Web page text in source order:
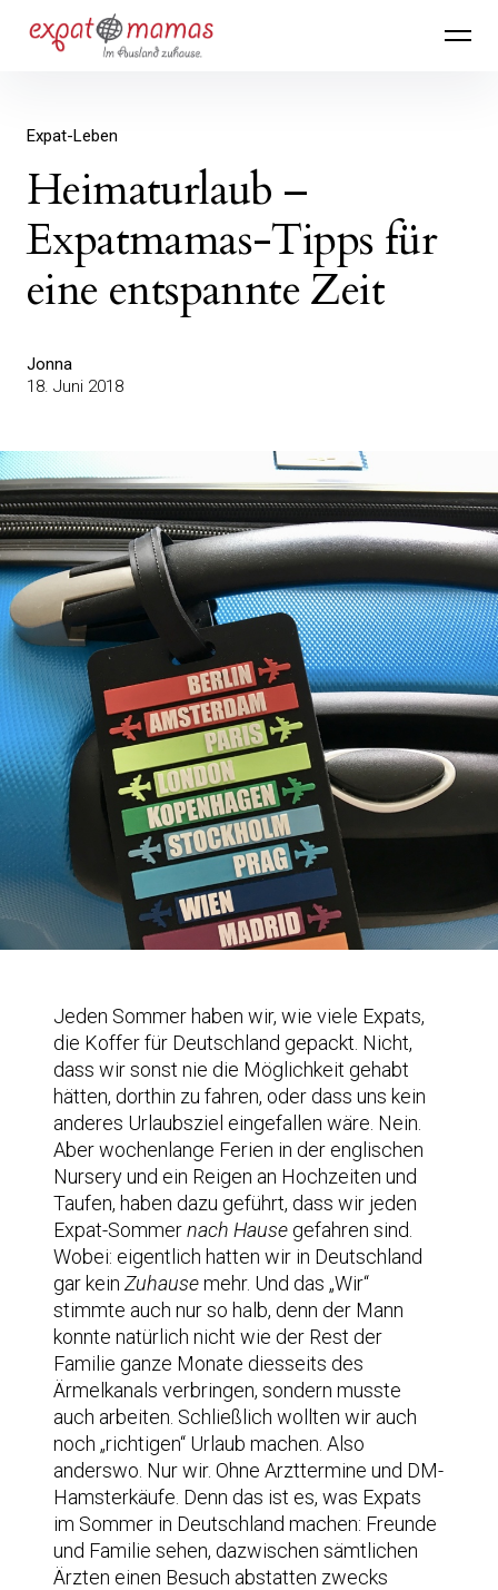
überspringen
Expatmamas – im Ausland zuhause
Expat-Leben
Heimaturlaub –
Expatmamas-Tipps für
eine entspannte Zeit
Jonna
18. Juni 2018
Jeden Sommer haben wir, wie viele Expats,
die Koffer für Deutschland gepackt. Nicht,
dass wir sonst nie die Möglichkeit gehabt
hätten, dorthin zu fahren, oder dass uns kein
anderes Urlaubsziel eingefallen wäre. Nein.
Aber wochenlange Ferien in der englischen
Nursery und ein Reigen an Hochzeiten und
Taufen, haben dazu geführt, dass wir jeden
Expat-Sommernach Hause gefahren sind.
Wobei: eigentlich hatten wir in Deutschland
gar kein Zuhausemehr. Und das „Wir“
stimmte auch nur so halb, denn der Mann
konnte natürlich nicht wie der Rest der
Familie ganze Monate diesseits des
Ärmelkanals verbringen, sondern musste
auch arbeiten. Schließlich wollten wir auch
noch „richtigen“ Urlaub machen. Also
anderswo. Nur wir. Ohne Arzttermine und DM-
Hamsterkäufe. Denn das ist es, was Expats
im Sommer in Deutschland machen: Freunde
und Familie sehen, dazwischen sämtlichen
Ärzten einen Besuch abstatten zwecks